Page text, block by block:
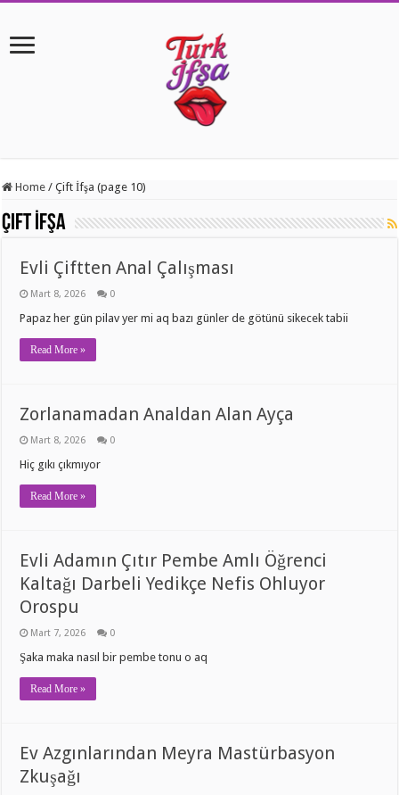
Home / Çift İfşa (page 10)
Çift İfşa
Evli Çiftten Anal Çalışması
Mart 8, 2026 0
Papaz her gün pilav yer mi aq bazı günler de götünü sikecek tabii
Read More »
Zorlanamadan Analdan Alan Ayça
Mart 8, 2026 0
Hiç gıkı çıkmıyor
Read More »
Evli Adamın Çıtır Pembe Amlı Öğrenci
Kaltağı Darbeli Yedikçe Nefis Ohluyor
Orospu
Mart 7, 2026 0
Şaka maka nasıl bir pembe tonu o aq
Read More »
Ev Azgınlarından Meyra Mastürbasyon
Zkuşağı